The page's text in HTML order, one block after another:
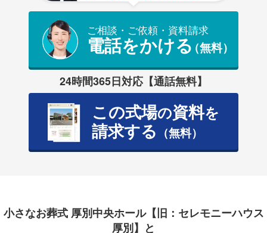
ご相談・ご依頼・資料請求
電話をかける（無料）
24時間365日対応【通話無料】
この式場の資料を
請求する （無料）
小さなお葬式 厚別中央ホール【旧：セレモニーハウス
厚別】と